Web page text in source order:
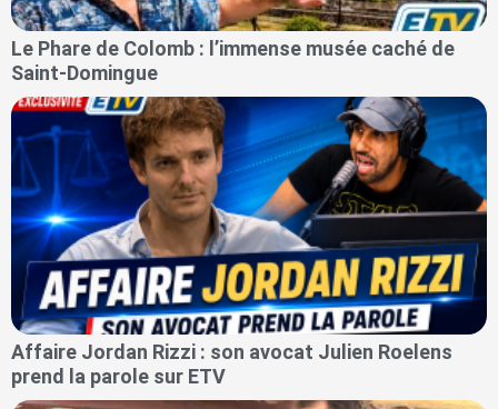
Le Phare de Colomb : l’immense musée caché de
Saint-Domingue
Affaire Jordan Rizzi : son avocat Julien Roelens
prend la parole sur ETV